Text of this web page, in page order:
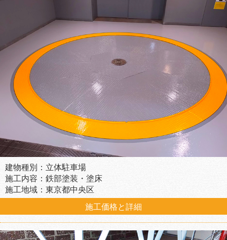
建物種別：立体駐車場
施工内容：鉄部塗装・塗床
施工地域：東京都中央区
施工価格と詳細